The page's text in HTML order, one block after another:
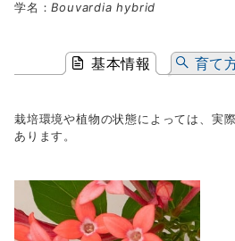
学名：Bouvardia hybrid
基本情報 育て
栽培環境や植物の状態によっては、実
あります。